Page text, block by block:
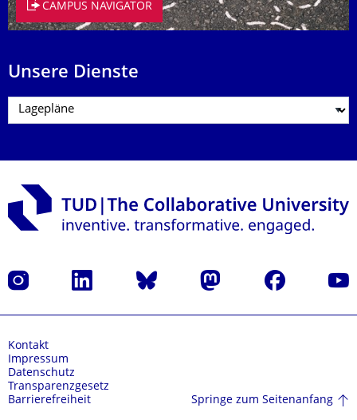
CAMPUS NAVIGATOR
Unsere Dienste
Instagram LinkedIn Bluesky Mastodon Facebook
Kontakt
Impressum
Datenschutz
Transparenzgesetz
Barrierefreiheit
Springe zum Seitenanfang